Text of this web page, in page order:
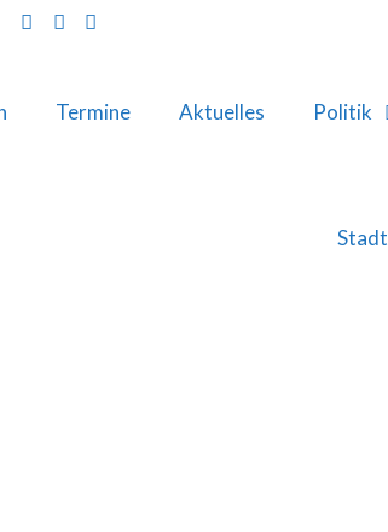
Termine Aktuelles Politik